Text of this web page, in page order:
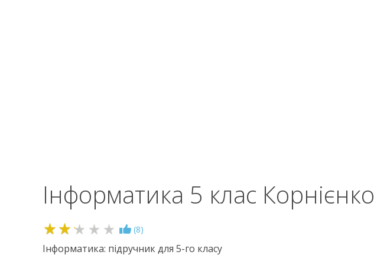
Інформатика 5 клас Корнієнко
2.2 (8)
Інформатика: підручник для 5-го класу